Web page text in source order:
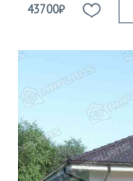
43700₽